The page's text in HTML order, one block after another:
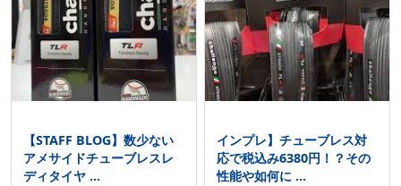
【STAFF BLOG】数少ない
アメサイドチューブレスレ
ディタイヤ ...
インプレ】チューブレス対
応で税込み6380円！？その
性能や如何に ...